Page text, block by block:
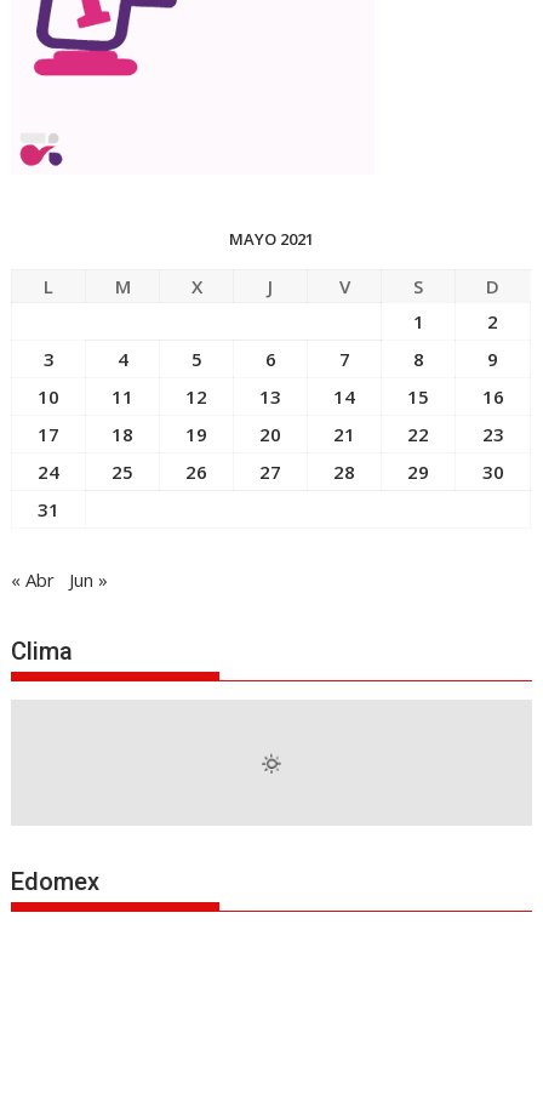
MAYO 2021
L M X J V S
D
1
2
3
4 5 6 7 8
9
10
11 12 13 14 15
16
17
18 19 20 21 22
23
24
25 26 27 28 29
30
31
« Abr Jun »
Clima
Edomex